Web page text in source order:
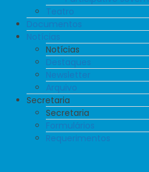
Teatro
Documentos
Notícias
Notícias
Destaques
Newsletter
Arquivo
Secretaria
Secretaria
Formulários
Requerimentos